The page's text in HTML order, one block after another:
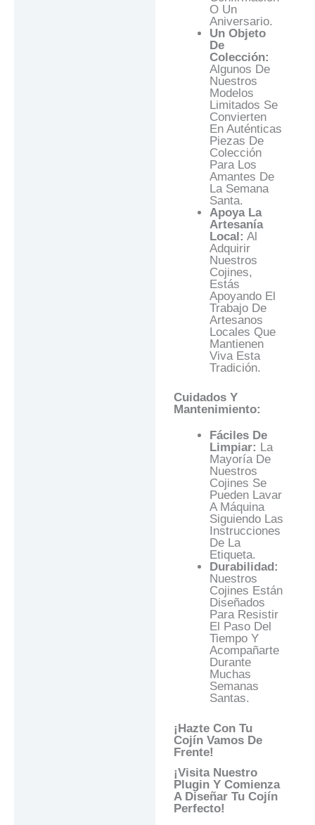
O Un
Aniversario.
Un Objeto
De
Colección:
Algunos De
Nuestros
Modelos
Limitados Se
Convierten
En Auténticas
Piezas De
Colección
Para Los
Amantes De
La Semana
Santa.
Apoya La
Artesanía
Local: Al
Adquirir
Nuestros
Cojines,
Estás
Apoyando El
Trabajo De
Artesanos
Locales Que
Mantienen
Viva Esta
Tradición.
Cuidados Y
Mantenimiento:
Fáciles De
Limpiar: La
Mayoría De
Nuestros
Cojines Se
Pueden Lavar
A Máquina
Siguiendo Las
Instrucciones
De La
Etiqueta.
Durabilidad:
Nuestros
Cojines Están
Diseñados
Para Resistir
El Paso Del
Tiempo Y
Acompañarte
Durante
Muchas
Semanas
Santas.
¡Hazte Con Tu
Cojín Vamos De
Frente!
¡Visita Nuestro
Plugin Y Comienza
A Diseñar Tu Cojín
Perfecto!